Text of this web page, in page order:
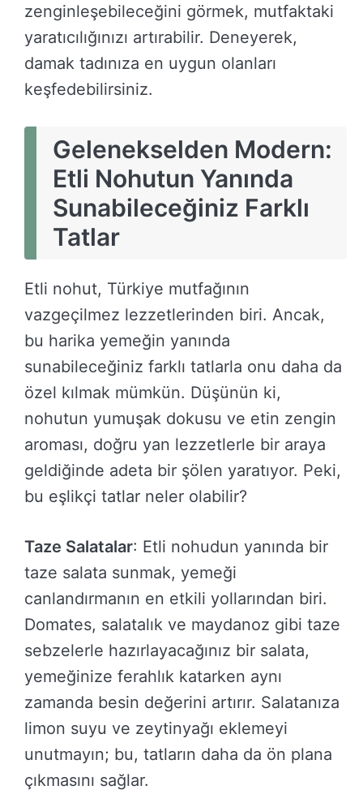
zenginleşebileceğini görmek, mutfaktaki
yaratıcılığınızı artırabilir. Deneyerek,
damak tadınıza en uygun olanları
keşfedebilirsiniz.
Gelenekselden Modern:
Etli Nohutun Yanında
Sunabileceğiniz Farklı
Tatlar
Etli nohut, Türkiye mutfağının
vazgeçilmez lezzetlerinden biri. Ancak,
bu harika yemeğin yanında
sunabileceğiniz farklı tatlarla onu daha da
özel kılmak mümkün. Düşünün ki,
nohutun yumuşak dokusu ve etin zengin
aroması, doğru yan lezzetlerle bir araya
geldiğinde adeta bir şölen yaratıyor. Peki,
bu eşlikçi tatlar neler olabilir?
Taze Salatalar: Etli nohudun yanında bir
taze salata sunmak, yemeği
canlandırmanın en etkili yollarından biri.
Domates, salatalık ve maydanoz gibi taze
sebzelerle hazırlayacağınız bir salata,
yemeğinize ferahlık katarken aynı
zamanda besin değerini artırır. Salatanıza
limon suyu ve zeytinyağı eklemeyi
unutmayın; bu, tatların daha da ön plana
çıkmasını sağlar.